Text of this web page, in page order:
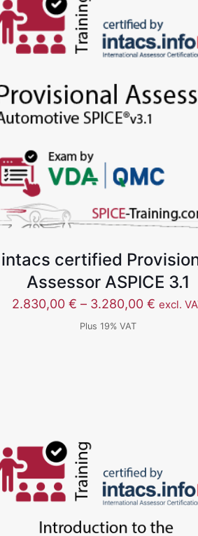
intacs certified
Assessor ASPICE 3.1
2.830,00 € – 3.280,00 €价
excl.
Plus 19% VAT